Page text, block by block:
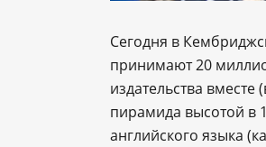
Сегодня в
принимают 20
издательства вместе
пирамида высотой в
английского языка